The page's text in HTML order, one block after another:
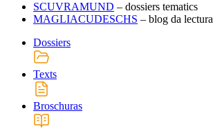
SCUVRAMUND – dossiers tematics
MAGLIACUDESCHS – blog da lectura
Dossiers
Texts
Broschuras